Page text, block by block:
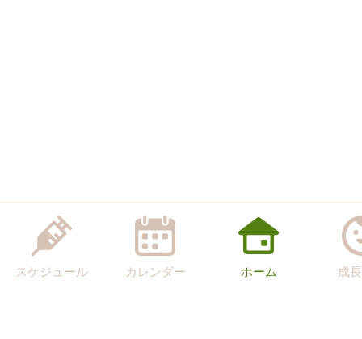
スケジュール カレンダー ホーム 成